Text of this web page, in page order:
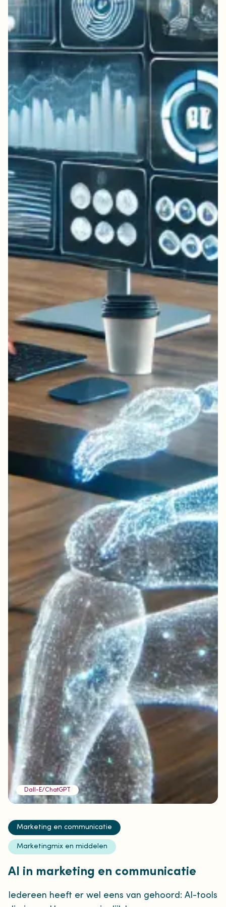
Dall-E/ChatGPT
Marketing en communicatie
Marketingmix en middelen
AI in marketing en communicatie
Iedereen heeft er wel eens van gehoord: AI-tools